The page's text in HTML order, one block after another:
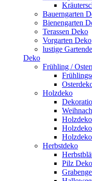
Bauerngarten
Bienengarten
Terassen Deko
Vorgarten Deko
lustige
Deko
Frühling /
Holzdeko
Herbstdeko
Pilz Deko